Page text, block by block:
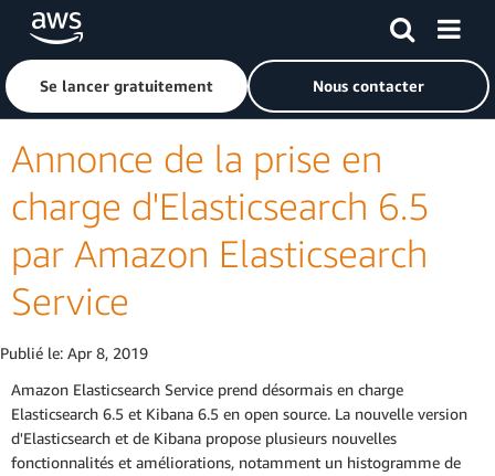
Passer au contenu principal
Cliquer ici pour revenir à la page d'accueil d'Amazon Web
Se lancer gratuitement Nous contacter
Annonce de la prise en
charge d'Elasticsearch 6.5
par Amazon Elasticsearch
Service
Publié le: Apr 8, 2019
Amazon Elasticsearch Service prend désormais en charge
Elasticsearch 6.5 et Kibana 6.5 en open source. La nouvelle version
d'Elasticsearch et de Kibana propose plusieurs nouvelles
fonctionnalités et améliorations, notamment un histogramme de